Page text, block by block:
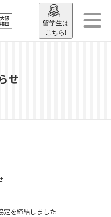
留学生は
こちら!
せ
定を締結しました